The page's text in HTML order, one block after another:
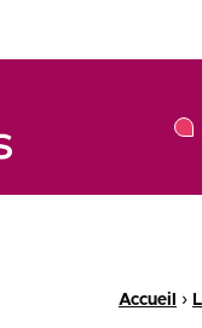
vous ressemble
Accueil ›